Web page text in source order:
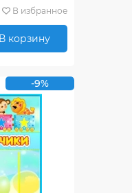
В избранное
В корзину
-9%